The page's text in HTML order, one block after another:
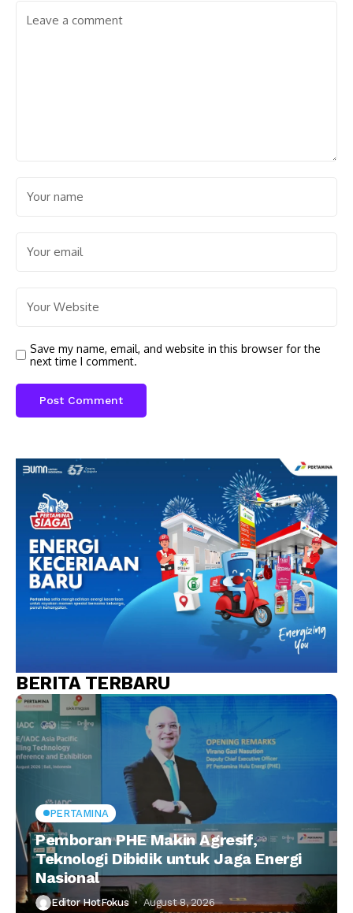
Save my name, email, and website in this browser for the
next time I comment.
BERITA TERBARU
PERTAMINA
Pemboran PHE Makin Agresif,
Teknologi Dibidik untuk Jaga Energi
Nasional
Editor HotFokus August 8, 2026